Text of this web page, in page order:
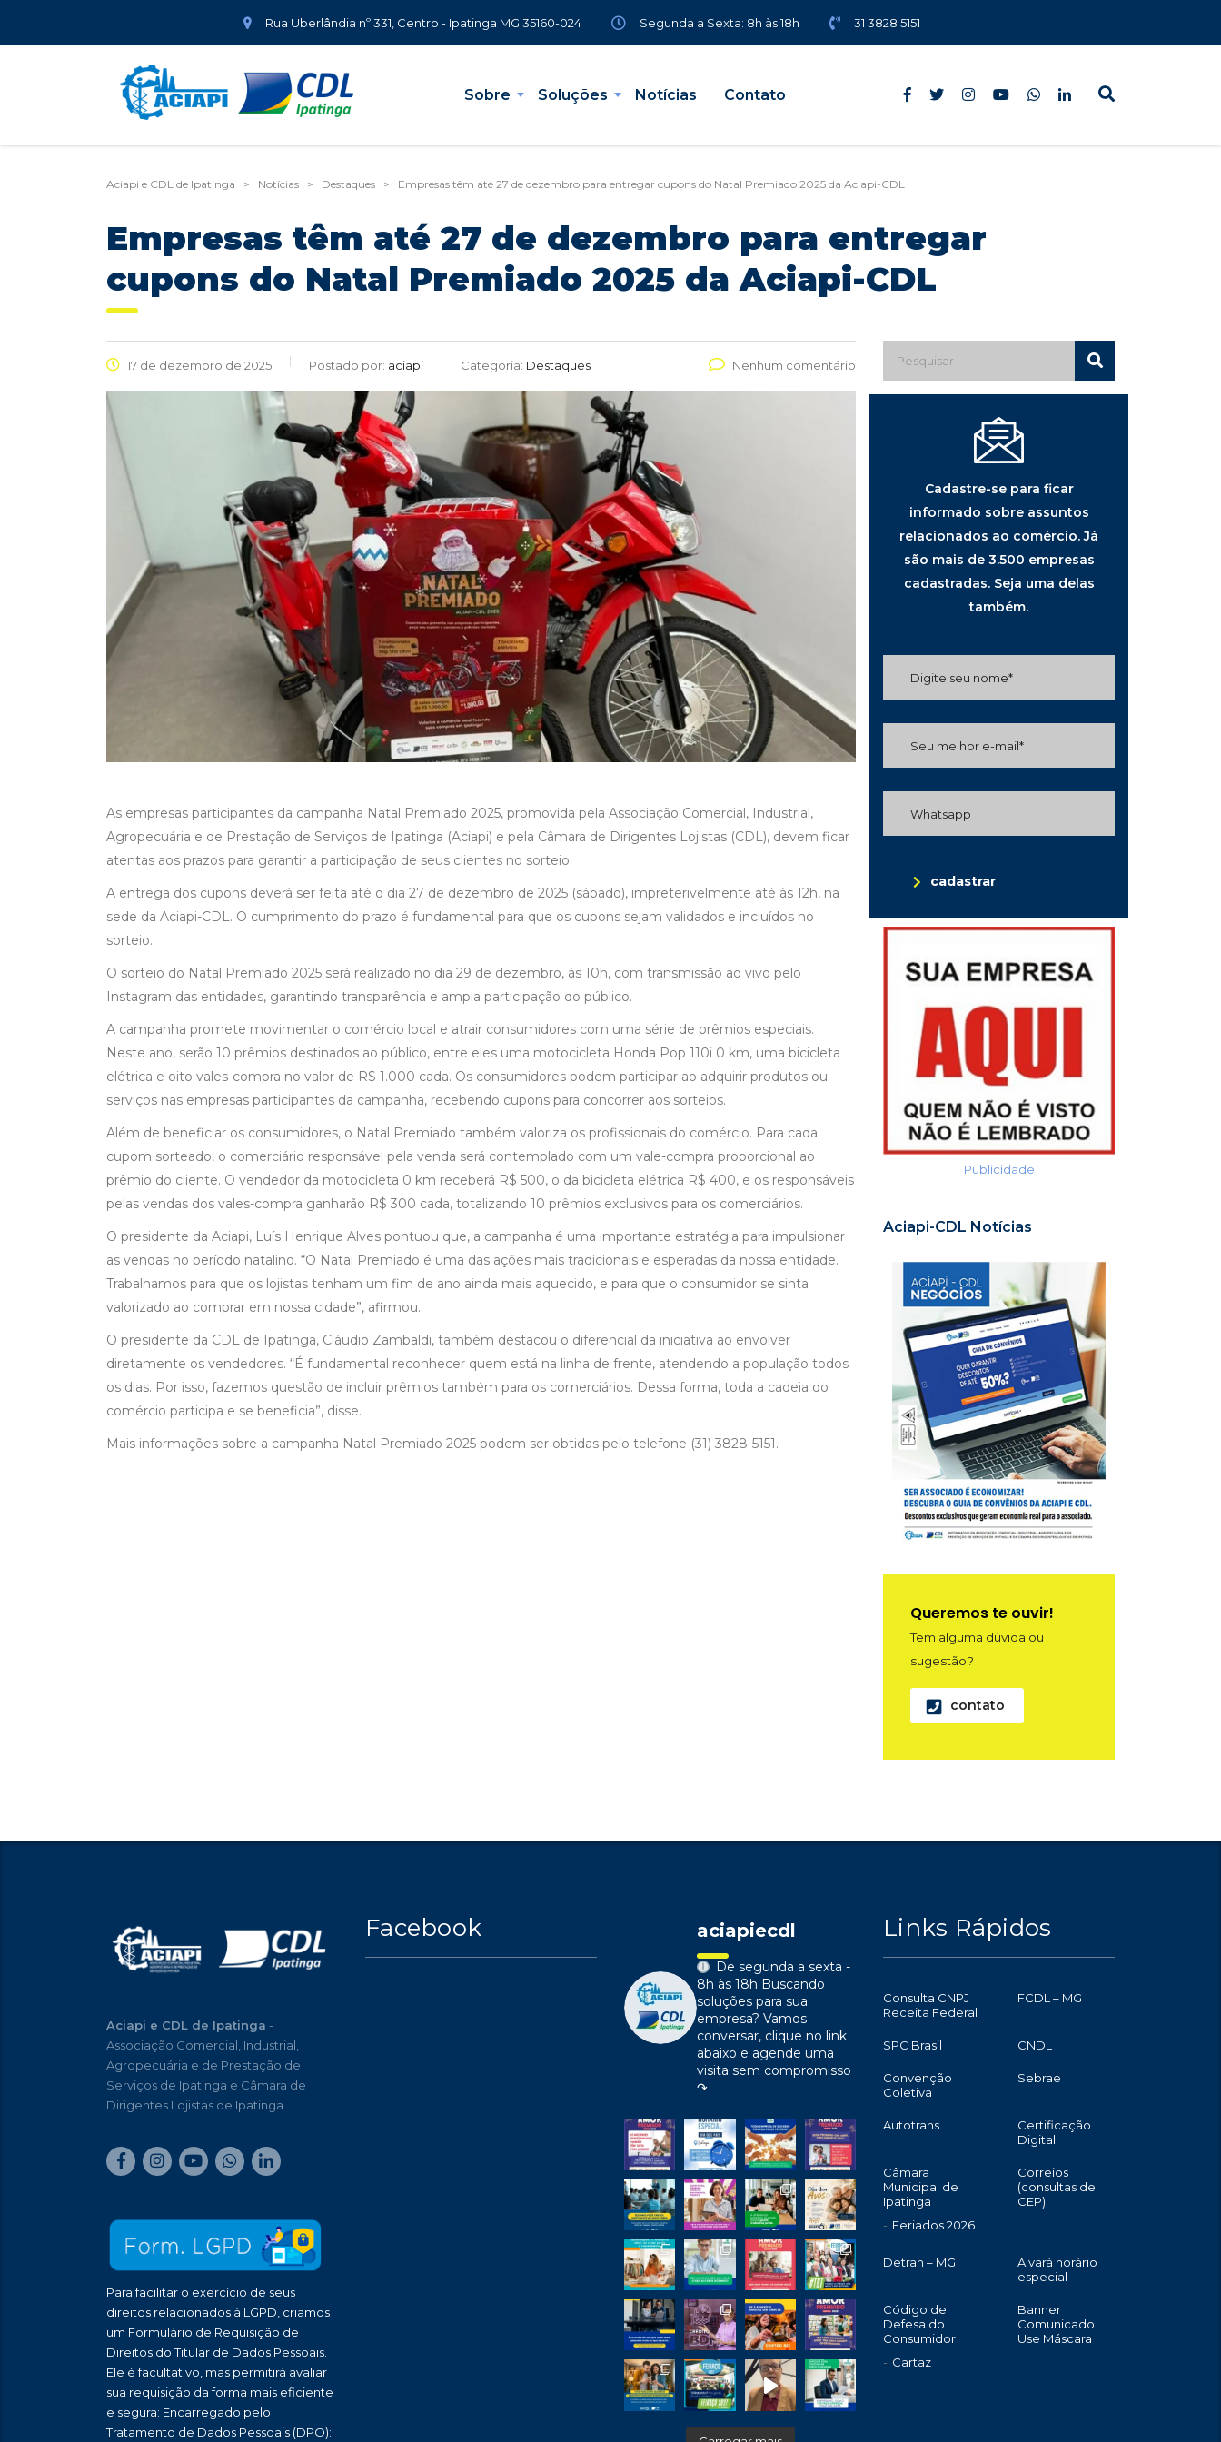
Rua Uberlândia nº 331, Centro - Ipatinga MG 35160-024 Segunda a Sexta: 8h às 18h 31 3828 5151
Sobre Soluções Notícias Contato
Aciapi e CDL de Ipatinga > Notícias > Destaques > Empresas têm até 27 de dezembro para entregar cupons do Natal Premiado 2025 da Aciapi-CDL
Empresas têm até 27 de dezembro para entregar
cupons do Natal Premiado 2025 da Aciapi-CDL
17 de dezembro de 2025 Postado por: aciapi Categoria: Destaques Nenhum comentário
As empresas participantes da campanha Natal Premiado 2025, promovida pela Associação Comercial, Industrial,
Agropecuária e de Prestação de Serviços de Ipatinga (Aciapi) e pela Câmara de Dirigentes Lojistas (CDL), devem ficar
atentas aos prazos para garantir a participação de seus clientes no sorteio.
A entrega dos cupons deverá ser feita até o dia 27 de dezembro de 2025 (sábado), impreterivelmente até às 12h, na
sede da Aciapi-CDL. O cumprimento do prazo é fundamental para que os cupons sejam validados e incluídos no
sorteio.
O sorteio do Natal Premiado 2025 será realizado no dia 29 de dezembro, às 10h, com transmissão ao vivo pelo
Instagram das entidades, garantindo transparência e ampla participação do público.
A campanha promete movimentar o comércio local e atrair consumidores com uma série de prêmios especiais.
Neste ano, serão 10 prêmios destinados ao público, entre eles uma motocicleta Honda Pop 110i 0 km, uma bicicleta
elétrica e oito vales-compra no valor de R$ 1.000 cada. Os consumidores podem participar ao adquirir produtos ou
serviços nas empresas participantes da campanha, recebendo cupons para concorrer aos sorteios.
Além de beneficiar os consumidores, o Natal Premiado também valoriza os profissionais do comércio. Para cada
cupom sorteado, o comerciário responsável pela venda será contemplado com um vale-compra proporcional ao
prêmio do cliente. O vendedor da motocicleta 0 km receberá R$ 500, o da bicicleta elétrica R$ 400, e os responsáveis
pelas vendas dos vales-compra ganharão R$ 300 cada, totalizando 10 prêmios exclusivos para os comerciários.
O presidente da Aciapi, Luís Henrique Alves pontuou que, a campanha é uma importante estratégia para impulsionar
as vendas no período natalino. “O Natal Premiado é uma das ações mais tradicionais e esperadas da nossa entidade.
Trabalhamos para que os lojistas tenham um fim de ano ainda mais aquecido, e para que o consumidor se sinta
valorizado ao comprar em nossa cidade”, afirmou.
O presidente da CDL de Ipatinga, Cláudio Zambaldi, também destacou o diferencial da iniciativa ao envolver
diretamente os vendedores. “É fundamental reconhecer quem está na linha de frente, atendendo a população todos
os dias. Por isso, fazemos questão de incluir prêmios também para os comerciários. Dessa forma, toda a cadeia do
comércio participa e se beneficia”, disse.
Mais informações sobre a campanha Natal Premiado 2025 podem ser obtidas pelo telefone (31) 3828-5151.
Cadastre-se para ficar
informado sobre assuntos
relacionados ao comércio. Já
são mais de 3.500 empresas
cadastradas. Seja uma delas
também.
cadastrar
Publicidade
Aciapi-CDL Notícias
Queremos te ouvir!
Tem alguma dúvida ou
sugestão?
contato
Aciapi e CDL de Ipatinga -
Associação Comercial, Industrial,
Agropecuária e de Prestação de
Serviços de Ipatinga e Câmara de
Dirigentes Lojistas de Ipatinga
Para facilitar o exercício de seus
direitos relacionados à LGPD, criamos
um Formulário de Requisição de
Direitos do Titular de Dados Pessoais.
Ele é facultativo, mas permitirá avaliar
sua requisição da forma mais eficiente
e segura: Encarregado pelo
Tratamento de Dados Pessoais (DPO):
Facebook aciapiecdl
De segunda a sexta -
8h às 18h Buscando
soluções para sua
empresa? Vamos
conversar, clique no link
abaixo e agende uma
visita sem compromisso
↷
Links Rápidos
Consulta CNPJ
Receita Federal
FCDL – MG
SPC Brasil CNDL
Convenção
Coletiva
Sebrae
Autotrans
Certificação
Digital
Câmara
Municipal de
Ipatinga
Feriados 2026
Correios
(consultas de
CEP)
Detran – MG
Alvará horário
especial
Código de
Defesa do
Consumidor
Cartaz
Banner
Comunicado
Use Máscara